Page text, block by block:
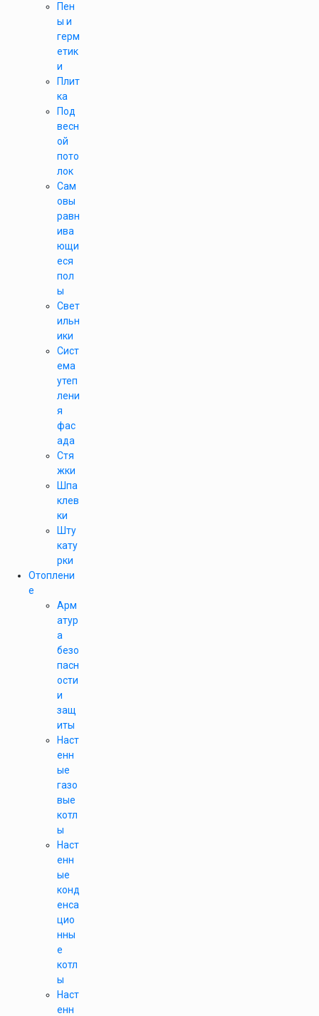
Пен
ы и
герм
етик
и
Плит
ка
Под
весн
ой
пото
лок
Сам
овы
равн
ива
ющи
еся
пол
ы
Свет
ильн
ики
Сист
ема
утеп
лени
я
фас
ада
Стя
жки
Шпа
клев
ки
Шту
кату
рки
Отоплени
е
Арм
атур
а
безо
пасн
ости
и
защ
иты
Наст
енн
ые
газо
вые
котл
ы
Наст
енн
ые
конд
енса
цио
нны
е
котл
ы
Наст
енн